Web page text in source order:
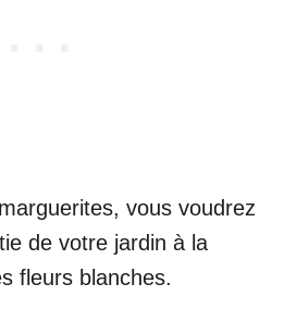
vous voudrez
de votre jardin à la
fleurs blanches.